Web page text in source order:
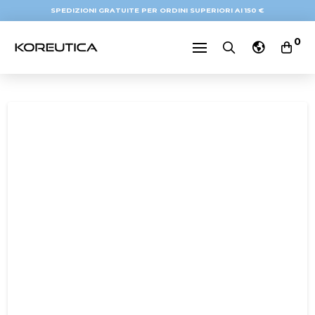
SPEDIZIONI GRATUITE PER ORDINI SUPERIORI AI 150 €
0